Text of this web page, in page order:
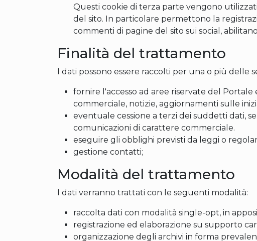
Questi cookie di terza parte vengono
del sito. In particolare permettono la
commenti di pagine del sito sui social,
Finalità del trattamento
I dati possono essere raccolti per una o più delle
fornire l'accesso ad aree riservate del
commerciale, notizie, aggiornamenti sulle
eventuale cessione a terzi dei suddetti dati,
comunicazioni di carattere commerciale.
eseguire gli obblighi previsti da leggi o
gestione contatti;
Modalità del trattamento
I dati verranno trattati con le seguenti modalità:
raccolta dati con modalità single-opt, in
registrazione ed elaborazione su supporto
organizzazione degli archivi in forma